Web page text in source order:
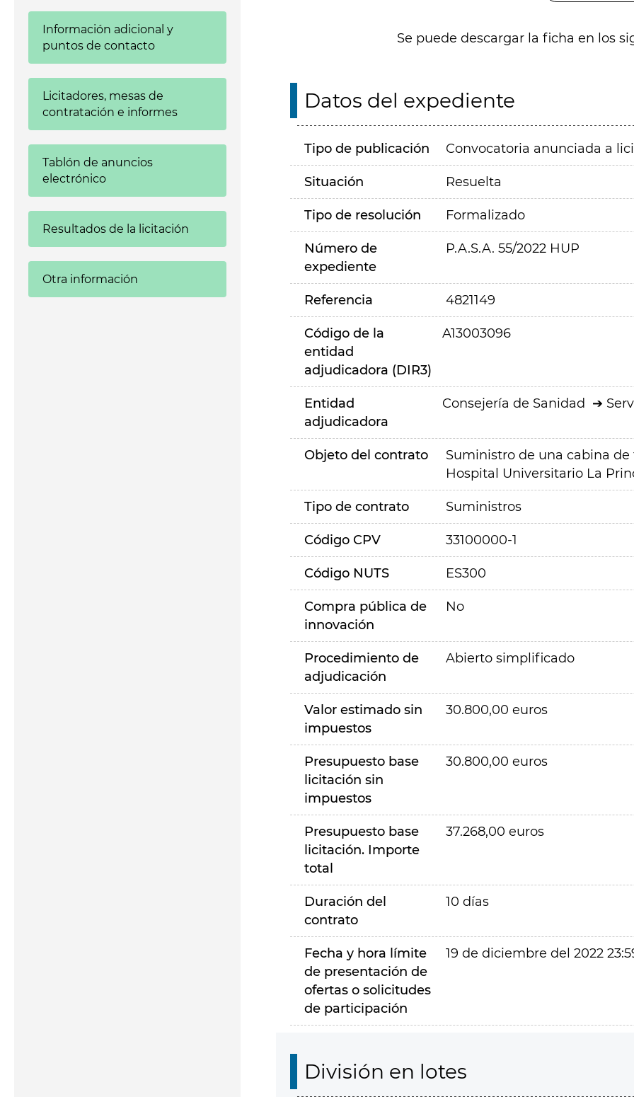
Información adicional y
puntos de contacto
Licitadores, mesas de
contratación e informes
Tablón de anuncios
electrónico
Resultados de la licitación
Otra información
Se puede descargar la ficha en los
Datos del expediente
Tipo de publicación Convocatoria anunciada a
Situación Resuelta
Tipo de resolución Formalizado
Número de
expediente
P.A.S.A. 55/2022 HUP
Referencia 4821149
Código de la
entidad
adjudicadora (DIR3)
A13003096
Entidad
adjudicadora
Consejería de Sanidad
Objeto del contrato
Suministro de una cabina
Hospital Universitario La
Tipo de contrato Suministros
Código CPV 33100000-1
Código NUTS ES300
Compra pública de
innovación
No
Procedimiento de
adjudicación
Abierto simplificado
Valor estimado sin
impuestos
30.800,00 euros
Presupuesto base
licitación sin
impuestos
30.800,00 euros
Presupuesto base
licitación. Importe
total
37.268,00 euros
Duración del
contrato
10 días
Fecha y hora límite
de presentación de
ofertas o solicitudes
de participación
19 de diciembre del 2022
División en lotes